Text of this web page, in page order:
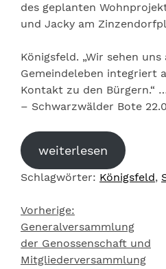
des geplanten
und Jacky am
Königsfeld. „Wir sehen
Gemeindeleben integriert
Kontakt zu den Bürgern.“
– Schwarzwälder Bote
weiterlesen
Schlagwörter: Königsfeld,
Beitragsnavigation
Vorherige:
Generalversammlung
der Genossenschaft und
Mitgliederversammlung